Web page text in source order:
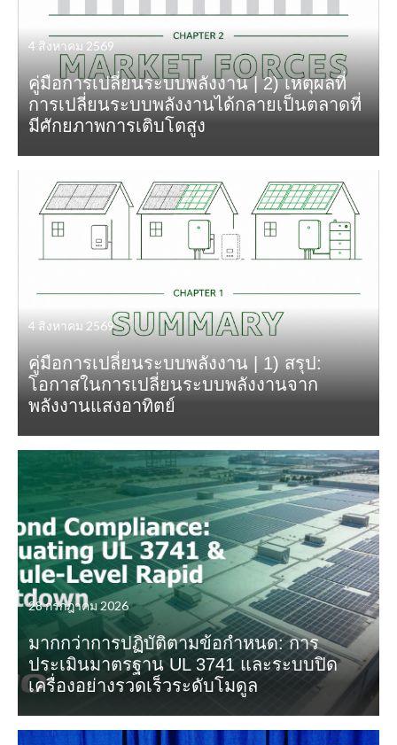
4 สิงหาคม 2569
คู่มือการเปลี่ยนระบบพลังงาน | 2) เหตุผลที่
การเปลี่ยนระบบพลังงานได้กลายเป็นตลาดที่
มีศักยภาพการเติบโตสูง
4 สิงหาคม 2569
คู่มือการเปลี่ยนระบบพลังงาน | 1) สรุป:
โอกาสในการเปลี่ยนระบบพลังงานจาก
พลังงานแสงอาทิตย์
28 กรกฎาคม 2026
มากกว่าการปฏิบัติตามข้อกำหนด: การ
ประเมินมาตรฐาน UL 3741 และระบบปิด
เครื่องอย่างรวดเร็วระดับโมดูล